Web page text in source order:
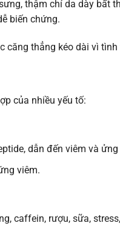
thậm chí da dày bất
biến chứng.
thẳng kéo dài vì
của nhiều yếu tố:
dẫn đến viêm và
viêm.
caffein, rượu, sữa,